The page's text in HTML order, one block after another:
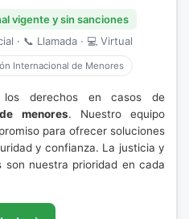
vigente y sin sanciones
· 📞 Llamada · 💻 Virtual
Internacional de Menores
los derechos en casos de
menores. Nuestro equipo
para ofrecer soluciones
y confianza. La justicia y
son nuestra prioridad en cada